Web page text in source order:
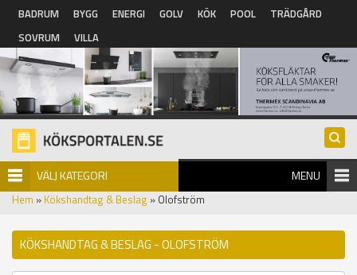
Hoppa till huvudinnehåll
BADRUM BYGG ENERGI GOLV KÖK POOL
TRÄDGÅRD
SOVRUM
VILLA
VÄLJ KATEGORI MENU
Hem » Kökshandtag & Beslag » Olofström
KÖKSHANDTAG & BESLAG - OLOFSTRÖM